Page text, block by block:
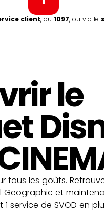
client, au1097, ou via le
le
tous les goûts.
Geographic et
service de SVOD en